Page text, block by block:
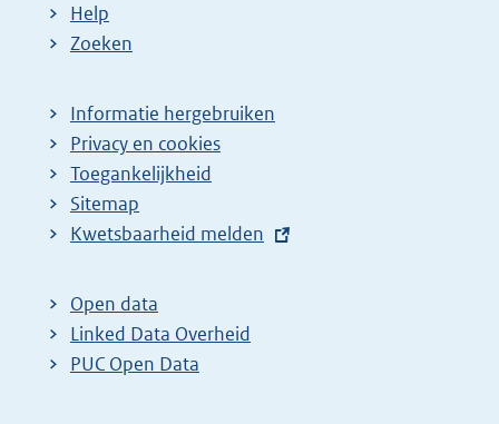
Help
Zoeken
Informatie hergebruiken
Privacy en cookies
Toegankelijkheid
Sitemap
E
t
e
r
Kwetsbaarheid melden
Open data
Linked Data Overheid
PUC Open Data